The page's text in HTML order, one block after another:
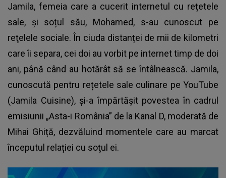
Jamila, femeia care a cucerit internetul cu rețetele
sale, și soțul său, Mohamed, s-au cunoscut pe
reţelele sociale. În ciuda distanței de mii de kilometri
care îi separa, cei doi au vorbit pe internet timp de doi
ani, până când au hotărât să se întâlnească. Jamila,
cunoscută pentru rețetele sale culinare pe YouTube
(Jamila Cuisine), și-a împărtășit povestea în cadrul
emisiunii „Asta-i România” de la Kanal D, moderată de
Mihai Ghiță, dezvăluind momentele care au marcat
începutul relației cu soţul ei.